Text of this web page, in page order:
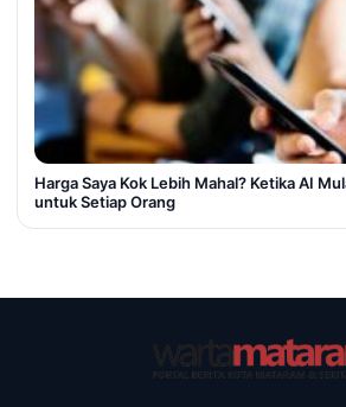
Harga Saya Kok Lebih Mahal? Ketika AI
untuk Setiap Orang